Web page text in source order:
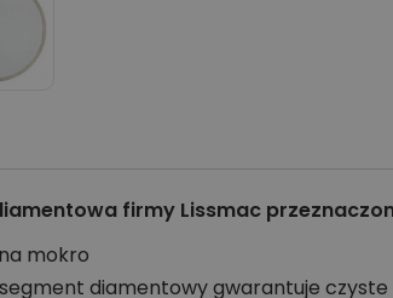
firmy Lissmac
mokro
segment diamentowy gwarantuje